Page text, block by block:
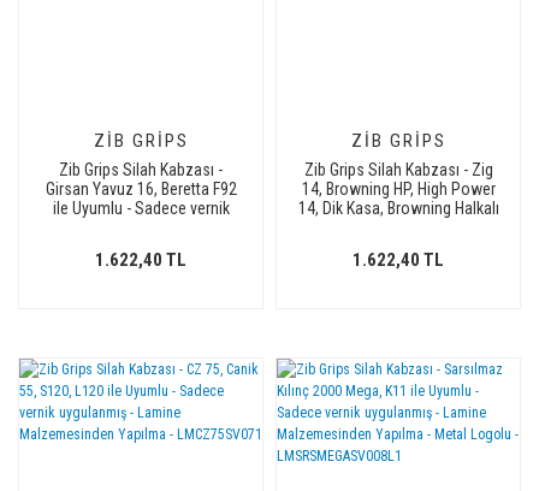
ZIB GRIPS
Zib Grips Silah Kabzası -
Girsan Yavuz 16, Beretta F92
ile Uyumlu - Sadece vernik
LMBRTF92SV043
1.622,40 TL
ZIB GRIPS
Zib Grips Silah Kabzası - Zig
14, Browning HP, High Power
14, Dik Kasa, Browning Halkalı
Uyumlu - Sadece vernik
1.622,40 TL